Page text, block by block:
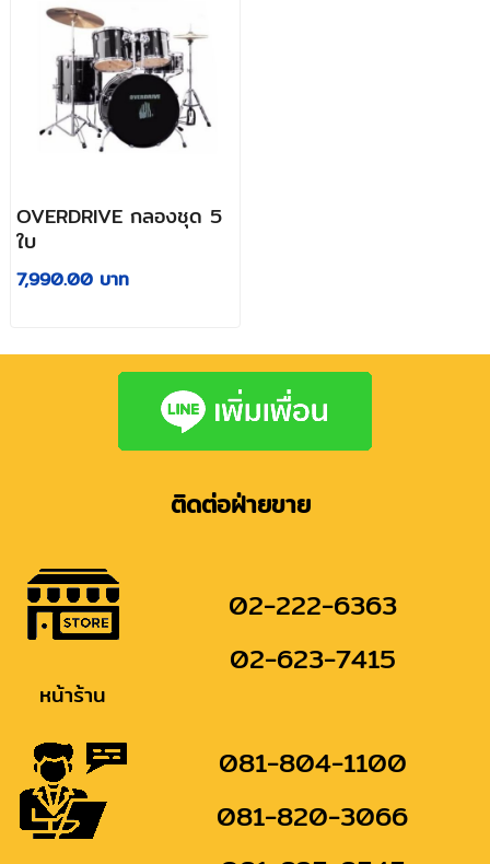
OVERDRIVE กลองชุด 5
ใบ
7,990.00 บาท
ติดต่อฝ่ายขาย
หน้าร้าน
02-222-6363
02-623-7415
081-804-1100
081-820-3066